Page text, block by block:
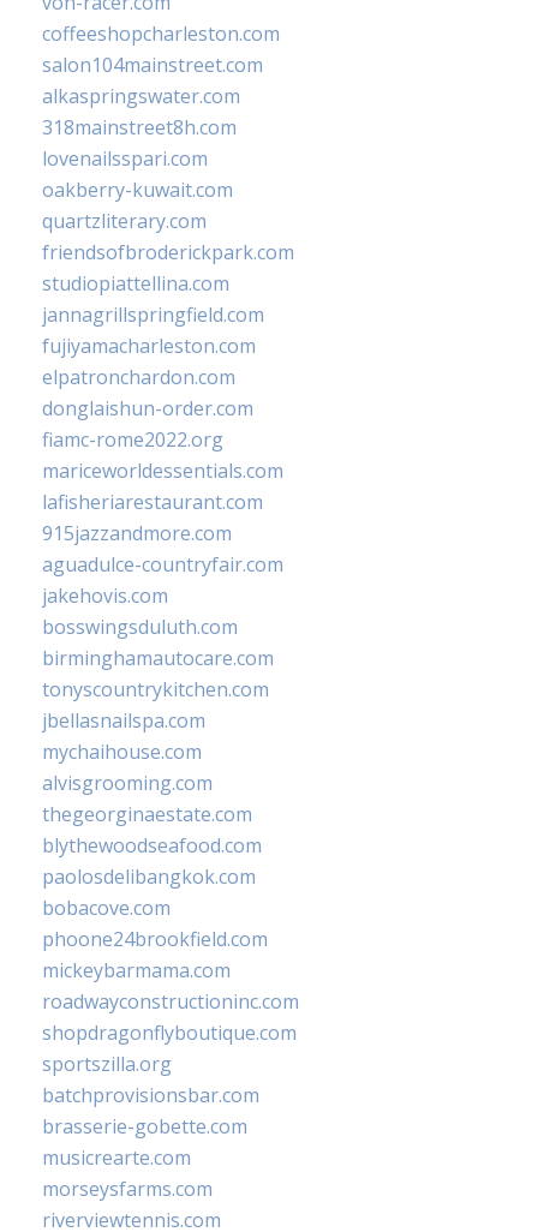
coffeeshopcharleston.com
salon104mainstreet.com
alkaspringswater.com
318mainstreet8h.com
lovenailsspari.com
oakberry-kuwait.com
quartzliterary.com
friendsofbroderickpark.com
studiopiattellina.com
jannagrillspringfield.com
fujiyamacharleston.com
elpatronchardon.com
donglaishun-order.com
fiamc-rome2022.org
mariceworldessentials.com
lafisheriarestaurant.com
915jazzandmore.com
aguadulce-countryfair.com
jakehovis.com
bosswingsduluth.com
birminghamautocare.com
tonyscountrykitchen.com
jbellasnailspa.com
mychaihouse.com
alvisgrooming.com
thegeorginaestate.com
blythewoodseafood.com
paolosdelibangkok.com
bobacove.com
phoone24brookfield.com
mickeybarmama.com
roadwayconstructioninc.com
shopdragonflyboutique.com
sportszilla.org
batchprovisionsbar.com
brasserie-gobette.com
musicrearte.com
morseysfarms.com
riverviewtennis.com